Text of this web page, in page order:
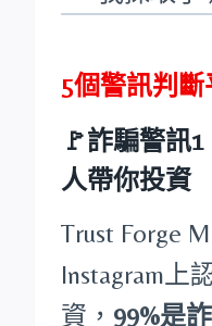
5個警訊判
🚩詐騙警訊
人帶你投資
Trust Forge
Instagram上
資， 99%是